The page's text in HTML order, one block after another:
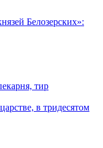
Белозерских»: